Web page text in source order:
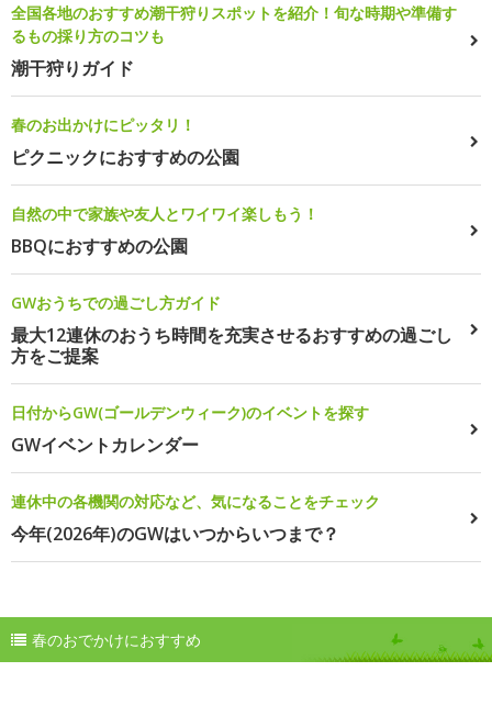
全国各地のおすすめ潮干狩りスポットを紹介！旬な時期や準備す
るもの採り方のコツも
潮干狩りガイド
春のお出かけにピッタリ！
ピクニックにおすすめの公園
自然の中で家族や友人とワイワイ楽しもう！
BBQにおすすめの公園
GWおうちでの過ごし方ガイド
最大12連休のおうち時間を充実させるおすすめの過ごし
方をご提案
日付からGW(ゴールデンウィーク)のイベントを探す
GWイベントカレンダー
連休中の各機関の対応など、気になることをチェック
今年(2026年)のGWはいつからいつまで？
春のおでかけにおすすめ